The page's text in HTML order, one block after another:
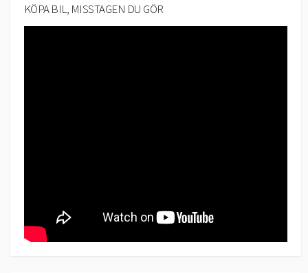
KÖPA BIL, MISSTAGEN DU GÖR